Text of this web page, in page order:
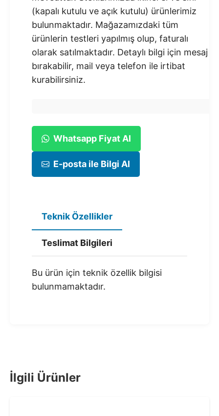
(kapalı kutulu ve açık kutulu) ürünlerimiz
bulunmaktadır.​ Mağazamızdaki tüm
ürünlerin testleri yapılmış olup, faturalı
olarak satılmaktadır. Detaylı bilgi için mesaj
bırakabilir, mail veya telefon ile irtibat
kurabilirsiniz.
Whatsapp Fiyat Al
E-posta ile Bilgi Al
Teknik Özellikler
Teslimat Bilgileri
Bu ürün için teknik özellik bilgisi
bulunmamaktadır.
İlgili Ürünler